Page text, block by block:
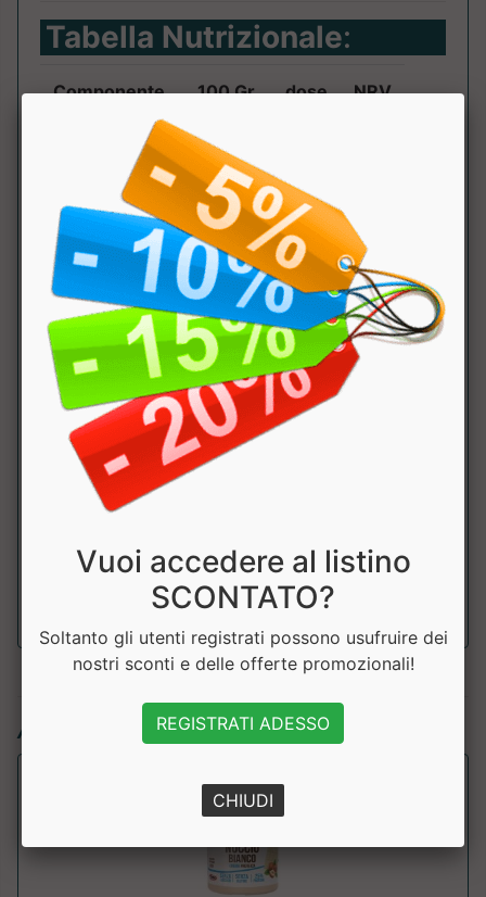
Tabella Nutrizionale:
Componente 100 Gr.
dose
NRV
2638
Kcal 637
Grassi 52 g
di cui saturi 7 g
Carboidrati 9.6 g
di cui
zuccheri
4.4 g
Proteine
Sale 0.01 g
Articoli simili:
Vuoi accedere al listino
SCONTATO?
Soltanto gli utenti registrati possono usufruire dei
nostri sconti e delle offerte promozionali!
REGISTRATI ADESSO
CHIUDI